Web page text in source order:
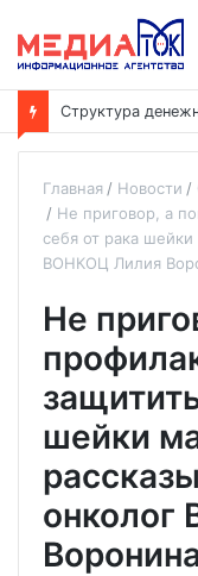
Главная Новости
Не приговор, а
себя от рака
ВОНКОЦ Лилия
Не
шейки